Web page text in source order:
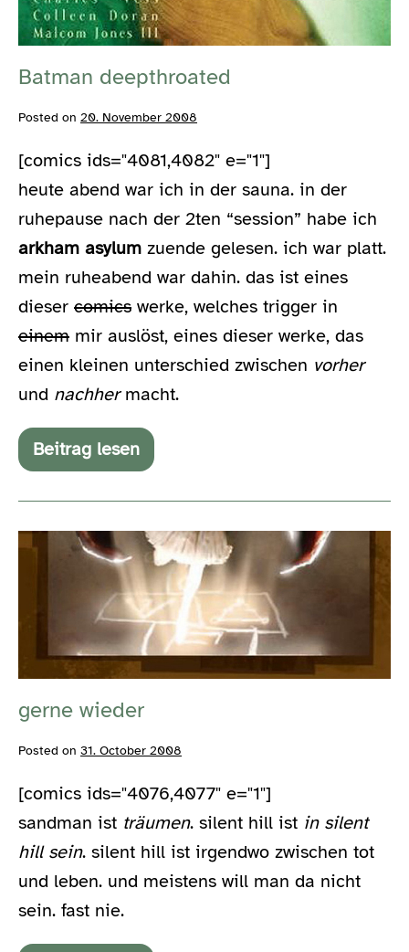
Batman deepthroated
Posted on 20. November 2008
[comics ids="4081,4082" e="1"]
heute abend war ich in der sauna. in der
ruhepause nach der 2ten “session” habe ich
arkham asylum zuende gelesen. ich war platt.
mein ruheabend war dahin. das ist eines
dieser comics werke, welches trigger in
einem mir auslöst, eines dieser werke, das
einen kleinen unterschied zwischen vorher
und nachhermacht.
Beitrag lesen
Batman
deepthroated
gerne
gerne wieder
Posted on 31. October 2008
[comics ids="4076,4077" e="1"]
sandman ist träumen. silent hill ist in silent
hill sein. silent hill ist irgendwo zwischen tot
und leben. und meistens will man da nicht
sein. fast nie.